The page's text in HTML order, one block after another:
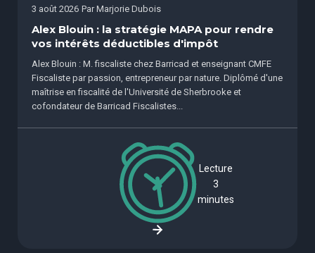
3 août 2026 Par Marjorie Dubois
Alex Blouin : la stratégie MAPA pour rendre
vos intérêts déductibles d'impôt
Alex Blouin : M. fiscaliste chez Barricad et enseignant CMFE
Fiscaliste par passion, entrepreneur par nature. Diplômé d'une
maîtrise en fiscalité de l'Université de Sherbrooke et
cofondateur de Barricad Fiscalistes...
Lecture
3
minutes